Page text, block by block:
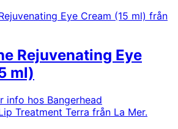
Rejuvenating Eye
ml)
info hos Bangerhead